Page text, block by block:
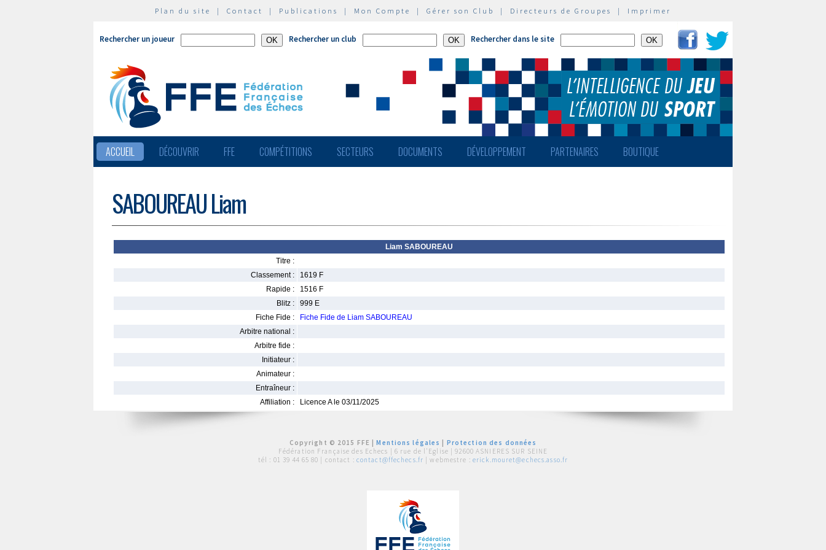
Plan du site | Contact | Publications | Mon Compte | Gérer son Club | Directeurs de Groupes | Imprimer
Rechercher un joueur Rechercher un club Rechercher dans le site
ACCUEIL DÉCOUVRIR FFE COMPÉTITIONS SECTEURS DOCUMENTS DÉVELOPPEMENT PARTENAIRES BOUTIQUE
SABOUREAU Liam
Liam SABOUREAU
Titre :
Classement :
1619 F
Rapide :
1516 F
Blitz :
999 E
Fiche Fide :
Fiche Fide de Liam SABOUREAU
Arbitre national :
Arbitre fide :
Initiateur :
Animateur :
Entraîneur :
Affiliation :
Licence A le 03/11/2025
Copyright © 2015 FFE |Mentions légales
Protection des données
Fédération Française des Echecs | 6 rue de l'Eglise | 92600 ASNIERES SUR SEINE
tél : 01 39 44 65 80 | contact : contact@ffechecs.fr | webmestre : erick.mouret@echecs.asso.fr